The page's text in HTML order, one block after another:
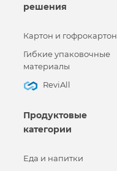
решения
Картон и гофрокартон
Гибкие упаковочные
материалы
ReviAll
Продуктовые
категории
Еда и напитки